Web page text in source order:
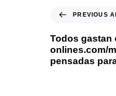
PREVIOUS
Todos gastan
onlines.com/
pensadas